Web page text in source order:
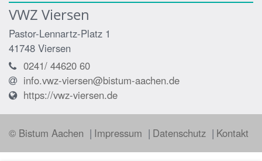
VWZ Viersen
Pastor-Lennartz-Platz 1
41748 Viersen
0241/ 44620 60
info.vwz-viersen@bistum-aachen.de
https://vwz-viersen.de
© Bistum Aachen Impressum Datenschutz Kontakt